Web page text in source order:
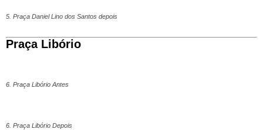
5. Praça Daniel Lino dos Santos depois
Praça Libório
6. Praça Libório Antes
6. Praça Libório Depois